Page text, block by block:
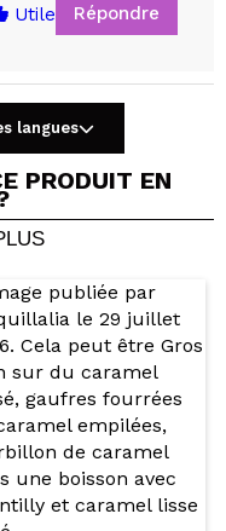
une photo
Imaginez...
Utile Répondre
langues
PRODUIT EN